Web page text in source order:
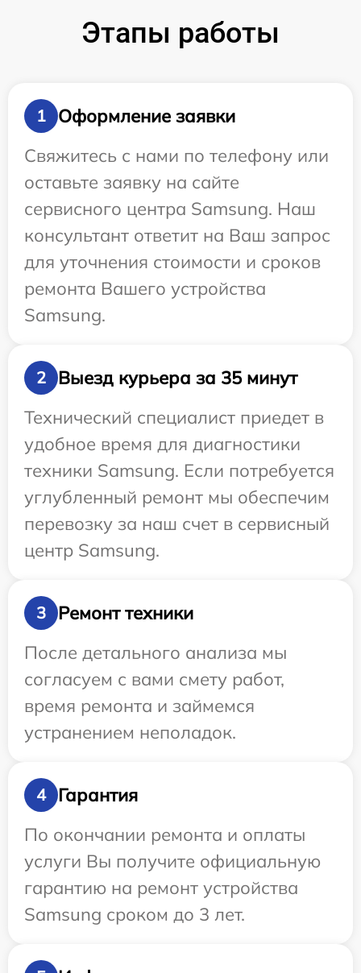
Этапы работы
1
Оформление заявки
Свяжитесь с нами по телефону или
оставьте заявку на сайте
сервисного центра Samsung. Наш
консультант ответит на Ваш запрос
для уточнения стоимости и сроков
ремонта Вашего устройства
Samsung.
2
Выезд курьера за 35 минут
Технический специалист приедет в
удобное время для диагностики
техники Samsung. Если потребуется
углубленный ремонт мы обеспечим
перевозку за наш счет в сервисный
центр Samsung.
3
Ремонт техники
После детального анализа мы
согласуем с вами смету работ,
время ремонта и займемся
устранением неполадок.
4
Гарантия
По окончании ремонта и оплаты
услуги Вы получите официальную
гарантию на ремонт устройства
Samsung сроком до 3 лет.